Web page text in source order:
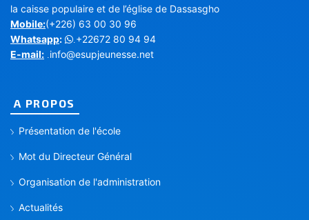
la caisse populaire et de l’église de Dassasgho
Mobile:(+226) 63 00 30 96
Whatsapp:
+22672 80 94 94
E-mail: info@esupjeunesse.net
A PROPOS
Présentation de l'école
Mot du Directeur Général
Organisation de l'administration
Actualités